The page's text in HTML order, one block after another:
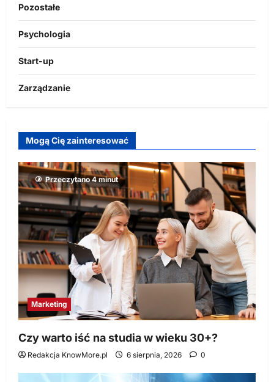
Pozostałe
Psychologia
Start-up
Zarządzanie
Mogą Cię zainteresować
Przeczytano 4 minut
Marketing
Czy warto iść na studia w wieku 30+?
Redakcja KnowMore.pl 6 sierpnia, 2026 0